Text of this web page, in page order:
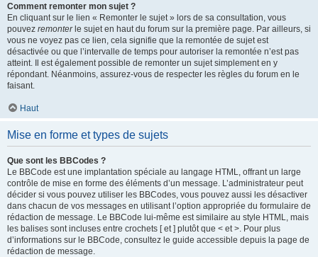
Comment remonter mon sujet ?
En cliquant sur le lien « Remonter le sujet » lors de sa consultation, vous
pouvez remonterle sujet en haut du forum sur la première page. Par ailleurs, si
vous ne voyez pas ce lien, cela signifie que la remontée de sujet est
désactivée ou que l’intervalle de temps pour autoriser la remontée n’est pas
atteint. Il est également possible de remonter un sujet simplement en y
répondant. Néanmoins, assurez-vous de respecter les règles du forum en le
faisant.
Haut
Mise en forme et types de sujets
Que sont les BBCodes ?
Le BBCode est une implantation spéciale au langage HTML, offrant un large
contrôle de mise en forme des éléments d’un message. L’administrateur peut
décider si vous pouvez utiliser les BBCodes, vous pouvez aussi les désactiver
dans chacun de vos messages en utilisant l’option appropriée du formulaire de
rédaction de message. Le BBCode lui-même est similaire au style HTML, mais
les balises sont incluses entre crochets [ et ] plutôt que < et >. Pour plus
d’informations sur le BBCode, consultez le guide accessible depuis la page de
rédaction de message.